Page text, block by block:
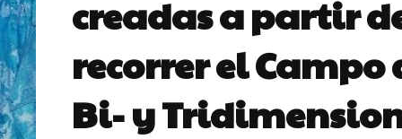
creadas a partir
recorrer el
Bi- y